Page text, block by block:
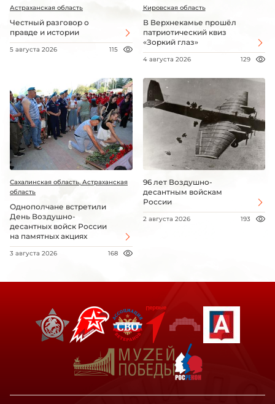
Астраханская область
Честный разговор о
правде и истории
5 августа 2026 115
Кировская область
В Верхнекамье прошёл
патриотический квиз
«Зоркий глаз»
4 августа 2026 129
Сахалинская область, Астраханская
область
Однополчане встретили
День Воздушно-
десантных войск России
на памятных акциях
3 августа 2026 168
96 лет Воздушно-
десантным войскам
России
2 августа 2026 193